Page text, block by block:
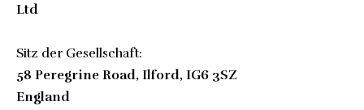
Ltd
Sitz der Gesellschaft:
58 Peregrine Road, Ilford, IG6 3SZ
England